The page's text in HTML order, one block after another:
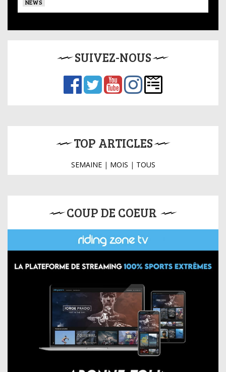
NEWS
SUIVEZ-NOUS
TOP ARTICLES
SEMAINE| MOIS | TOUS
COUP DE COEUR